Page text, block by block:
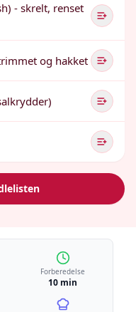
- skrelt, renset
og hakket
Forberedelse
10 min